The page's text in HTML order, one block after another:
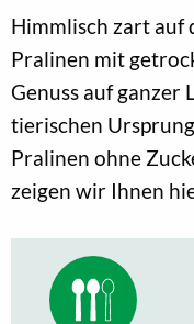
Himmlisch zart auf
Pralinen mit
Genuss auf ganzer
tierischen
Pralinen ohne
zeigen wir Ihnen